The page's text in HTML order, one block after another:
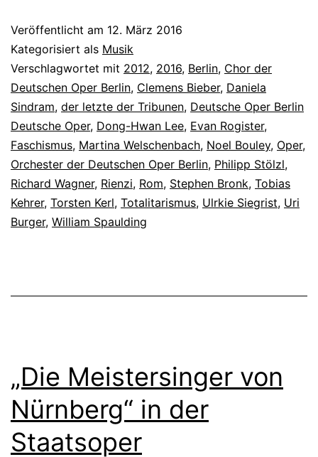
Veröffentlicht am 12. März 2016
Kategorisiert als Musik
Verschlagwortet mit 2012, 2016, Berlin, Chor der
Deutschen Oper Berlin, Clemens Bieber, Daniela
Sindram, der letzte der Tribunen, Deutsche Oper Berlin
Deutsche Oper, Dong-Hwan Lee, Evan Rogister,
Faschismus, Martina Welschenbach, Noel Bouley, Oper,
Orchester der Deutschen Oper Berlin, Philipp Stölzl,
Richard Wagner, Rienzi, Rom, Stephen Bronk, Tobias
Kehrer, Torsten Kerl, Totalitarismus, Ulrkie Siegrist, Uri
Burger, William Spaulding
„Die Meistersinger von
Nürnberg“ in der
Staatsoper